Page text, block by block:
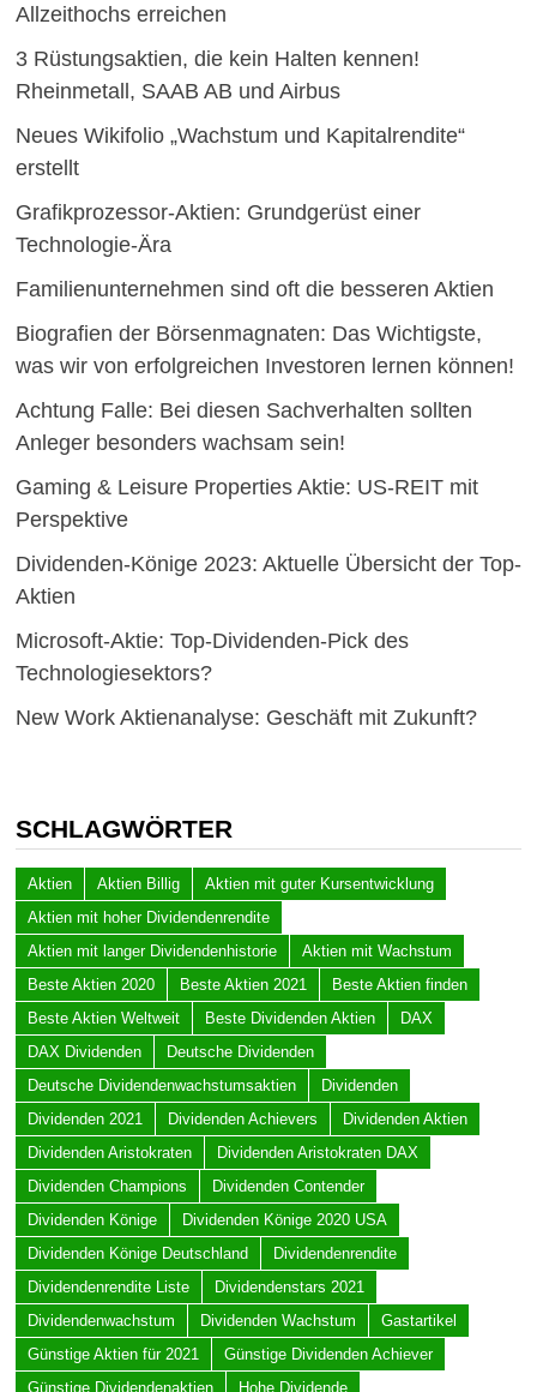
Allzeithochs erreichen
3 Rüstungsaktien, die kein Halten kennen!
Rheinmetall, SAAB AB und Airbus
Neues Wikifolio „Wachstum und Kapitalrendite“
erstellt
Grafikprozessor-Aktien: Grundgerüst einer
Technologie-Ära
Familienunternehmen sind oft die besseren Aktien
Biografien der Börsenmagnaten: Das Wichtigste,
was wir von erfolgreichen Investoren lernen können!
Achtung Falle: Bei diesen Sachverhalten sollten
Anleger besonders wachsam sein!
Gaming & Leisure Properties Aktie: US-REIT mit
Perspektive
Dividenden-Könige 2023: Aktuelle Übersicht der Top-
Aktien
Microsoft-Aktie: Top-Dividenden-Pick des
Technologiesektors?
New Work Aktienanalyse: Geschäft mit Zukunft?
SCHLAGWÖRTER
Aktien Aktien Billig
Aktien mit guter Kursentwicklung
Aktien mit hoher Dividendenrendite
Aktien mit langer Dividendenhistorie
Aktien mit Wachstum
Beste Aktien 2020
Beste Aktien 2021
Beste Aktien finden
Beste Aktien Weltweit
Beste Dividenden Aktien
DAX
DAX Dividenden
Deutsche Dividenden
Deutsche Dividendenwachstumsaktien
Dividenden
Dividenden 2021
Dividenden Achievers
Dividenden Aktien
Dividenden Aristokraten
Dividenden Aristokraten DAX
Dividenden Champions
Dividenden Contender
Dividenden Könige
Dividenden Könige 2020 USA
Dividenden Könige Deutschland
Dividendenrendite
Dividendenrendite Liste
Dividendenstars 2021
Dividendenwachstum
Dividenden Wachstum
Gastartikel
Günstige Aktien für 2021
Günstige Dividenden Achiever
Günstige Dividendenaktien
Hohe Dividende